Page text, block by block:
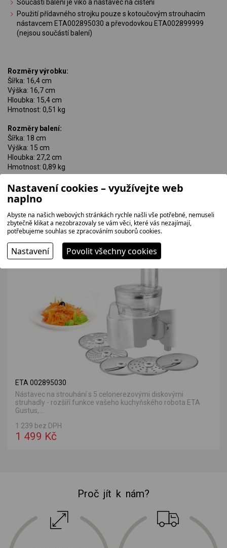
Součástí balení je víko a nástavec na čistění
Použití přídavného strojku pouze s kotoučovým strouhacím
nástavcem ETA002895030 a převodovkou ETA002899999
(nejsou součástí balení)
Rozměry výrobku:
Šířka: 16,4 cm
Výška: 16,7 cm
Hloubka: 15,4 cm
Hmotnost: 0,51 kg
Rozměry balení:
Šířka: 18 cm
Výška: 15 cm
Hloubka: 27,2 cm
Hmotnost: 0,89 kg
Související zboží
ETA 002895030
Nástavec na strouhání s 5 celonerezovými diskovými
struhadly - rozšíří funkce vašeho kuchyňského robota ETA
Gustus,...
1 239 bez DPH
1 499 Kč
Proč jít k nám?
Nastavení cookies – využívejte web
naplno
Abyste na našich webových stránkách rychle našli vše potřebné, nemuseli
zbytečně klikat a nezobrazovaly se vám věci, které vás nezajímají,
potřebujeme souhlas se zpracováním souborů cookies.
Nastavení Povolit všechny cookies